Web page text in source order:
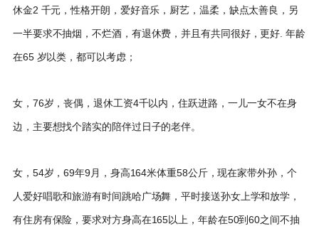
休金2 千元，性格开朗，爱好音乐，厨艺，温柔，缺点太善良，另
一半要求不抽烟，不烂酒，有退休费，并且有共同很好，更好. 年龄
在65 岁以类，都可以考虑；
女，76岁，丧偶，退休工资4千以内，住跃进路，一儿一女不在身
边，主要想找个踏实的陪伴过日子的老伴。
女，54岁，69年9月，身高164米体重58公斤，现在家带外孙，个
人爱好唱歌和旅游有时间跳哈广场舞，平时接送孙女上学和放学，
有住房有保险，要求对方身高在165以上，年龄在50到60之间不抽